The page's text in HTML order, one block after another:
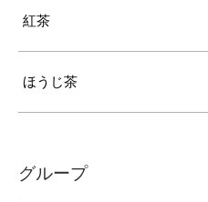
紅茶
ほうじ茶
グループ